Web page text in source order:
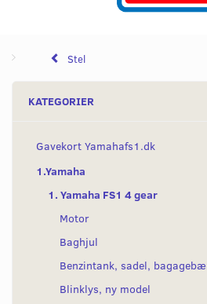
Stel
KATEGORIER
Gavekort Yamahafs1.dk
1.Yamaha
1. Yamaha FS1 4 gear
Motor
Baghjul
Benzintank, sadel,
Blinklys, ny model